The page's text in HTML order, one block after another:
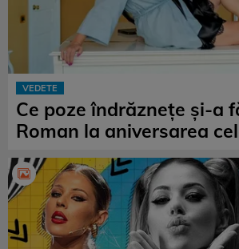
VEDETE
Ce poze îndrăznețe și-a
Roman la aniversarea